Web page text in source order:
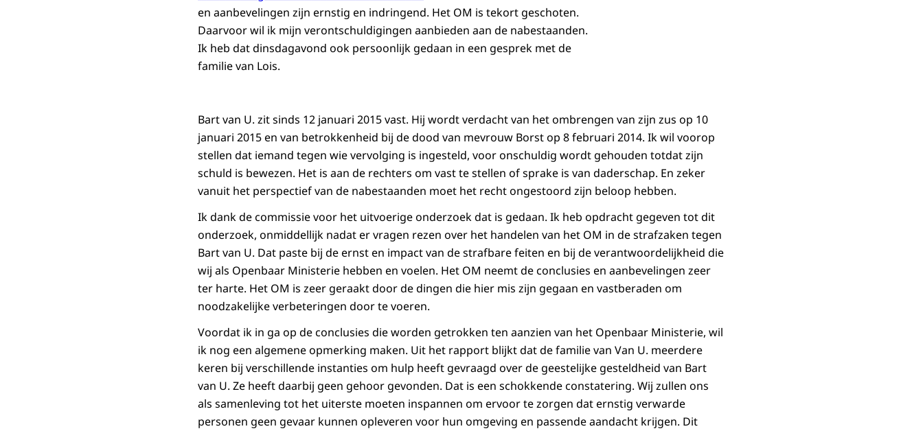
en aanbevelingen zijn ernstig en indringend. Het OM is tekort geschoten.
Daarvoor wil ik mijn verontschuldigingen aanbieden aan de nabestaanden.
Ik heb dat dinsdagavond ook persoonlijk gedaan in een gesprek met de
familie van Lois.
Bart van U. zit sinds 12 januari 2015 vast. Hij wordt verdacht van het ombrengen van zijn zus op 10
januari 2015 en van betrokkenheid bij de dood van mevrouw Borst op 8 februari 2014. Ik wil voorop
stellen dat iemand tegen wie vervolging is ingesteld, voor onschuldig wordt gehouden totdat zijn
schuld is bewezen. Het is aan de rechters om vast te stellen of sprake is van daderschap. En zeker
vanuit het perspectief van de nabestaanden moet het recht ongestoord zijn beloop hebben.
Ik dank de commissie voor het uitvoerige onderzoek dat is gedaan. Ik heb opdracht gegeven tot dit
onderzoek, onmiddellijk nadat er vragen rezen over het handelen van het OM in de strafzaken tegen
Bart van U. Dat paste bij de ernst en impact van de strafbare feiten en bij de verantwoordelijkheid die
wij als Openbaar Ministerie hebben en voelen. Het OM neemt de conclusies en aanbevelingen zeer
ter harte. Het OM is zeer geraakt door de dingen die hier mis zijn gegaan en vastberaden om
noodzakelijke verbeteringen door te voeren.
Voordat ik in ga op de conclusies die worden getrokken ten aanzien van het Openbaar Ministerie, wil
ik nog een algemene opmerking maken. Uit het rapport blijkt dat de familie van Van U. meerdere
keren bij verschillende instanties om hulp heeft gevraagd over de geestelijke gesteldheid van Bart
van U. Ze heeft daarbij geen gehoor gevonden. Dat is een schokkende constatering. Wij zullen ons
als samenleving tot het uiterste moeten inspannen om ervoor te zorgen dat ernstig verwarde
personen geen gevaar kunnen opleveren voor hun omgeving en passende aandacht krijgen. Dit